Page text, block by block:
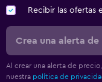
Recibir las ofertas
Crea una alerta de
Al crear una alerta de
nuestra política de